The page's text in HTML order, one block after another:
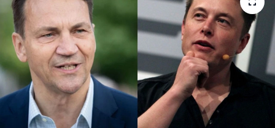
Resmi İlanlar
Rüya Tabirleri
Sağlık
Savunma Sanayi